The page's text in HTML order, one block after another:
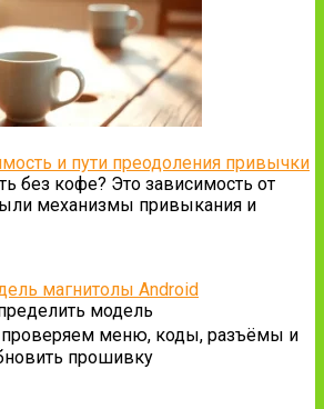
и пути преодоления привычки
без кофе? Это зависимость от
механизмы привыкания и
магнитолы Android
модель
проверяем меню, коды, разъёмы и
прошивку